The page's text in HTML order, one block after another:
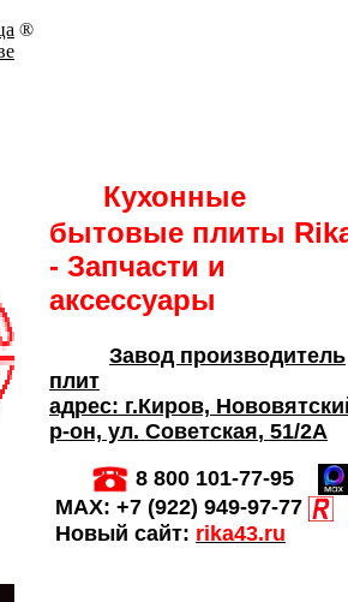
®
Кухонные
бытовые плиты
- Запчасти и
аксессуары
Завод производитель
плит
адрес: г.Киров,
р-он, ул. Советская, 51/2А
8 800 101-77-95
MAX: +7 (922) 949-97-77
Новый сайт: rika43.ru